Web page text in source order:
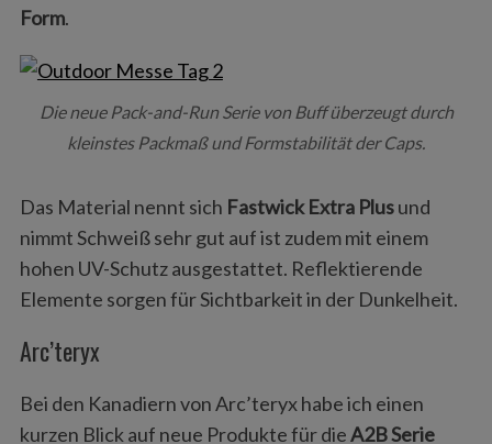
Form.
Die neue Pack-and-Run Serie von Buff überzeugt durch
kleinstes Packmaß und Formstabilität der Caps.
Das Material nennt sich Fastwick Extra Plusund
nimmt Schweiß sehr gut auf ist zudem mit einem
hohen UV-Schutz ausgestattet. Reflektierende
Elemente sorgen für Sichtbarkeit in der Dunkelheit.
Arc’teryx
Bei den Kanadiern von Arc’teryx habe ich einen
kurzen Blick auf neue Produkte für dieA2B Serie